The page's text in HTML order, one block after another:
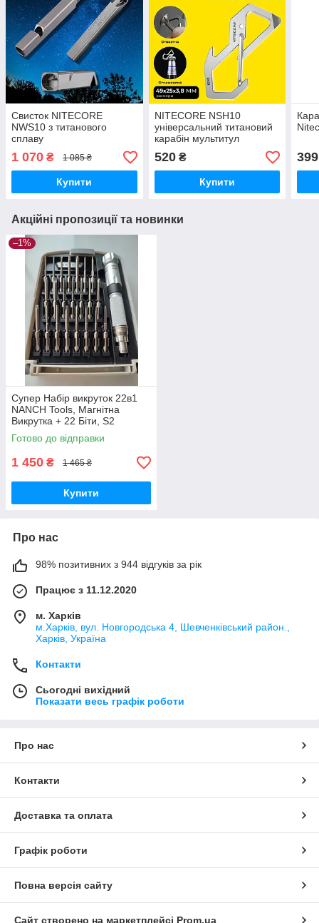
Свисток NITECORE
NWS10 з титанового
сплаву
1 070 ₴ 1 085 ₴
Купити
NITECORE NSH10
універсальний титановий
карабін мультитул
520₴
Купити
399
Акційні пропозиції та новинки
–1%
Супер Набір викруток 22в1
NANCH Tools, Магнітна
Викрутка + 22 Біти, S2
легована сталь HRC 58-62
Готово до відправки
1 450 ₴ 1 465 ₴
Купити
Про нас
98% позитивних з 944 відгуків за рік
Працює з 11.12.2020
м. Харків
м.Харків, вул. Новгородська 4, Шевченківський район.,
Харків, Україна
Контакти
Сьогодні вихідний
Показати весь графік роботи
Про нас
Контакти
Доставка та оплата
Графік роботи
Повна версія сайту
Сайт створено на маркетплейсі Prom.ua